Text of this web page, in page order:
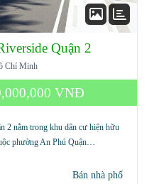
Quận 2
Chí Minh
VNĐ
2 nằm trong khu dân cư hiện hữu
phường An Phú Quận…
Bán nhà phố